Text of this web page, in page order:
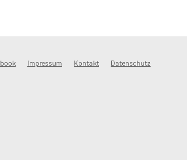
Impressum Kontakt Datenschutz